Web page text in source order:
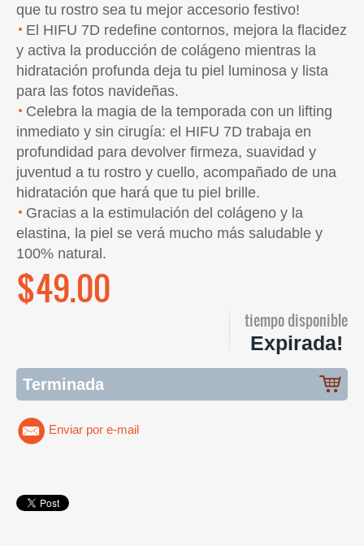
que tu rostro sea tu mejor accesorio festivo!
El HIFU 7D redefine contornos, mejora la flacidez
y activa la producción de colágeno mientras la
hidratación profunda deja tu piel luminosa y lista
para las fotos navideñas.
Celebra la magia de la temporada con un lifting
inmediato y sin cirugía: el HIFU 7D trabaja en
profundidad para devolver firmeza, suavidad y
juventud a tu rostro y cuello, acompañado de una
hidratación que hará que tu piel brille.
Gracias a la estimulación del colágeno y la
elastina, la piel se verá mucho más saludable y
100% natural.
$49.00
tiempo disponible
Expirada!
Terminada
Enviar por e-mail